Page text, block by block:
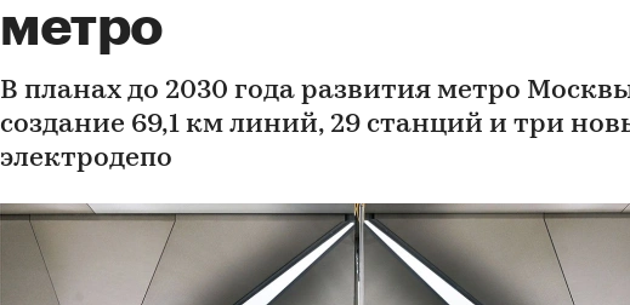
метро
В планах до 2030 года развития метро
создание 69,1 км линий, 29 станций и три
электродепо